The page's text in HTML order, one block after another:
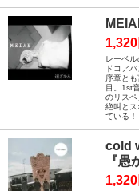
レーベ
ドコア
序章と
目。1st
のリスペ
絶叫と
ている！
cold
『